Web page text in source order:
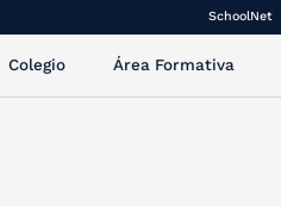
SchoolNet
Colegio Área Formativa